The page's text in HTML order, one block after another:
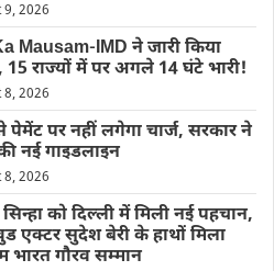
9, 2026
Mausam-IMD ने जारी किया
15 राज्यों में पर अगले 14 घंटे भारी!
8, 2026
पेमेंट पर नहीं लगेगा चार्ज, सरकार ने
नई गाइडलाइन
8, 2026
को दिल्ली में मिली नई पहचान,
एक्टर सुदेश बेरी के हाथों मिला
भारत गौरव सम्मान